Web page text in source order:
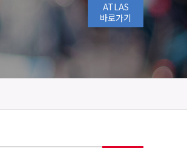
ATLAS
바로가기